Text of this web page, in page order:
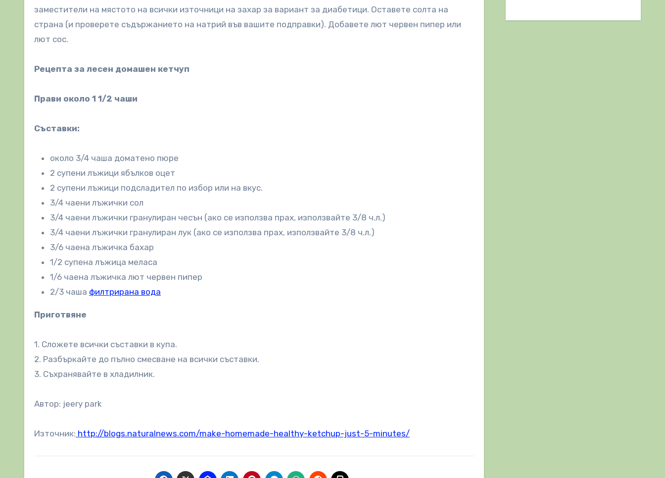
заместители на мястото на всички източници на захар за вариант за диабетици. Оставете солта на
страна (и проверете съдържанието на натрий във вашите подправки). Добавете лют червен пипер или
лют сос.
Рецепта за лесен домашен кетчуп
Прави около 1 1/2 чаши
Съставки:
около 3/4 чаша доматено пюре
2 супени лъжици ябълков оцет
2 супени лъжици подсладител по избор или на вкус.
3/4 чаени лъжички сол
3/4 чаени лъжички гранулиран чесън (ако се използва прах, използвайте 3/8 ч.л.)
3/4 чаени лъжички гранулиран лук (ако се използва прах, използвайте 3/8 ч.л.)
3/6 чаена лъжичка бахар
1/2 супена лъжица меласа
1/6 чаена лъжичка лют червен пипер
2/3 чаша филтрирана вода
Приготвяне
1. Сложете всички съставки в купа.
2. Разбъркайте до пълно смесване на всички съставки.
3. Съхранявайте в хладилник.
Автор: jeery park
Източник: http://blogs.naturalnews.com/make-homemade-healthy-ketchup-just-5-minutes/